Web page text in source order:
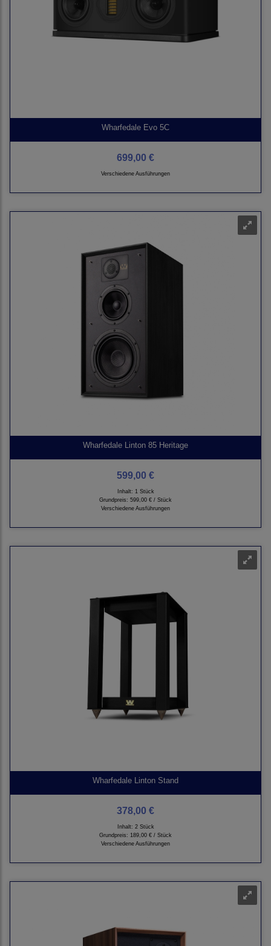
Wharfedale Evo 5C
699,00 €
Verschiedene Ausführungen
Wharfedale Linton 85 Heritage
599,00 €
Inhalt: 1 Stück
Grundpreis: 599,00 € / Stück
Verschiedene Ausführungen
Wharfedale Linton Stand
378,00 €
Inhalt: 2 Stück
Grundpreis: 189,00 € / Stück
Verschiedene Ausführungen